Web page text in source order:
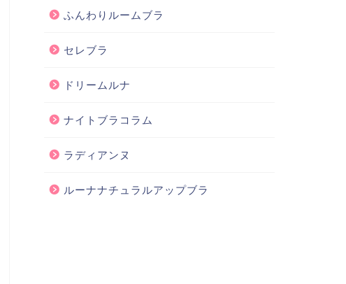
ふんわりルームブラ
セレブラ
ドリームルナ
ナイトブラコラム
ラディアンヌ
ルーナナチュラルアップブラ